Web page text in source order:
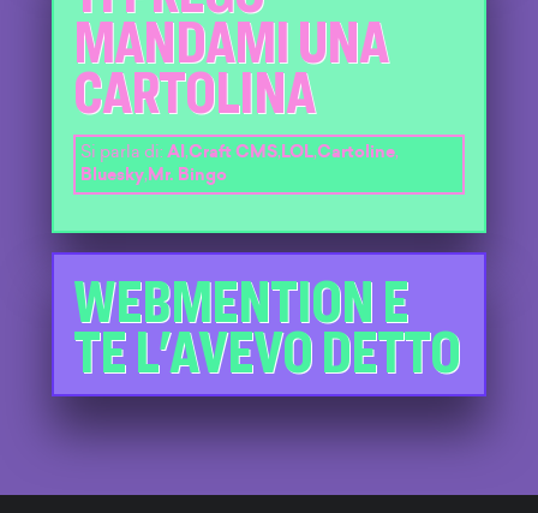
MANDAMI UNA
CARTOLINA
Si parla di: AI ,Craft CMS, LOL,Cartoline,
Bluesky, Mr. Bingo
WEBMENTION E
TE L'AVEVO DETTO